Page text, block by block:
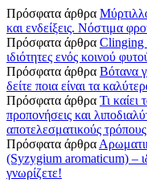
Πρόσφατα άρθρα
και ενδείξεις. Νόστιμα
Πρόσφατα άρθρα Clinging
ιδιότητες ενός κοινού
Πρόσφατα άρθρα Βότανα
δείτε ποια είναι τα
Πρόσφατα άρθρα Τι καίει
προπονήσεις και
αποτελεσματικούς
Πρόσφατα άρθρα
(Syzygium aromaticum) –
γνωρίζετε!